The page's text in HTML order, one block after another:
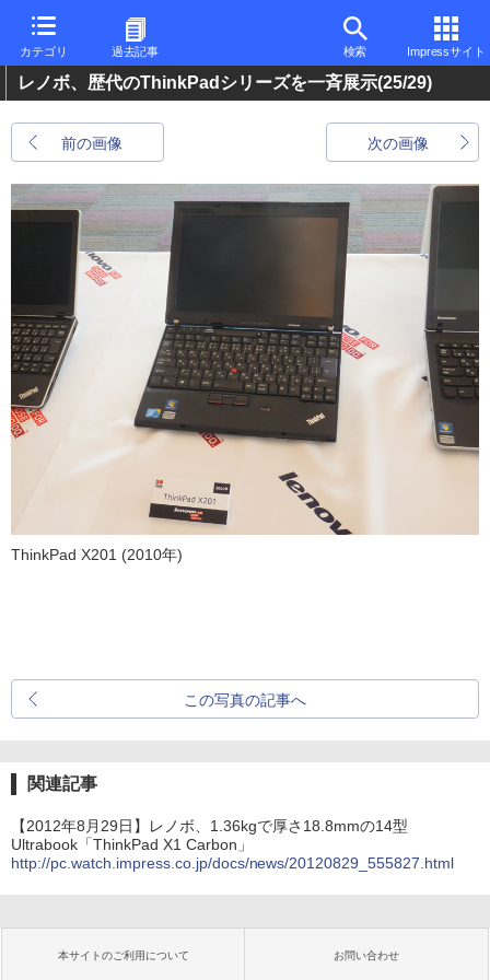
カテゴリ 過去記事 検索 Impressサイト
レノボ、歴代のThinkPadシリーズを一斉展示(25/29)
前の画像 次の画像
ThinkPad X201 (2010年)
この写真の記事へ
関連記事
【2012年8月29日】レノボ、1.36kgで厚さ18.8mmの14型
Ultrabook「ThinkPad X1 Carbon」
http://pc.watch.impress.co.jp/docs/news/20120829_555827.html
本サイトのご利用について お問い合わせ